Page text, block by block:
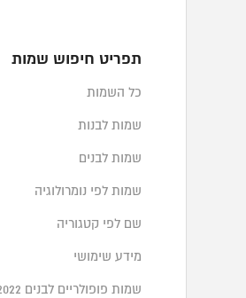
תפריט חיפוש שמות
כל השמות
שמות לבנות
שמות לבנים
שמות לפי נומרולוגיה
שם לפי קטגוריה
מידע שימושי
שמות פופולריים לבנים 2022